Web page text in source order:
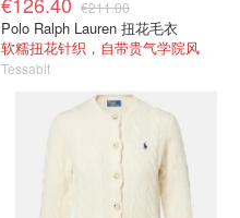
€211.00
Polo Ralph Lauren 扭花毛衣
软糯扭花针织，自带贵气学院风
Tessabit